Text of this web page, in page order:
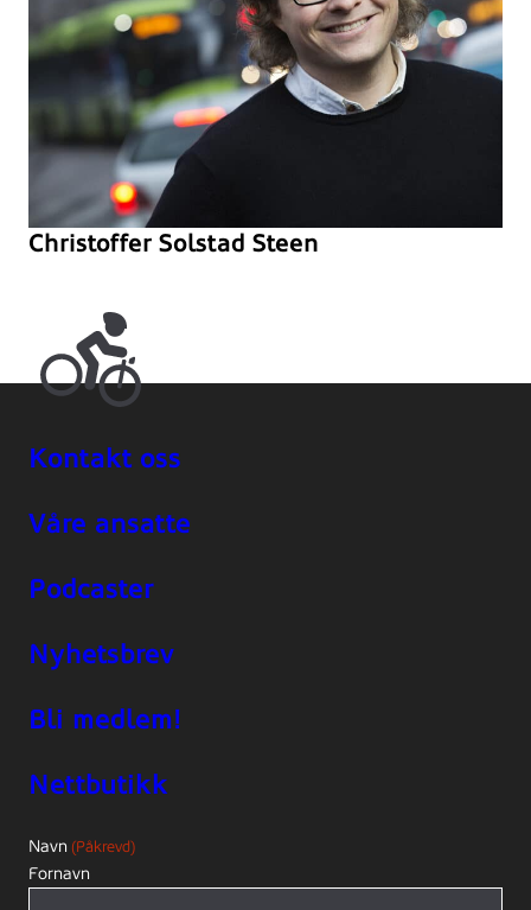
Christoffer Solstad Steen
Kontakt oss
Våre ansatte
Podcaster
Nyhetsbrev
Bli medlem!
Nettbutikk
Navn (Påkrevd)
Fornavn